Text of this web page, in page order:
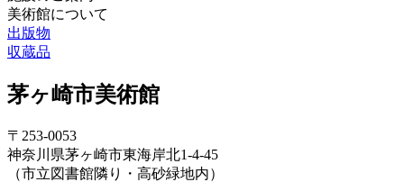
美術館について
出版物
収蔵品
茅ヶ崎市美術館
〒253-0053
神奈川県茅ヶ崎市東海岸北1-4-45
（市立図書館隣り・高砂緑地内）